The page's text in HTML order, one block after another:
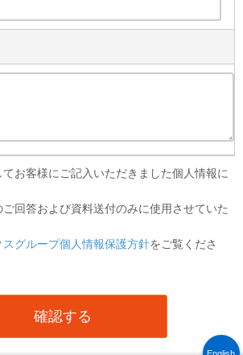
お客様にご記入いただきました個人情報に
回答および資料送付のみに使用させていた
スグループ個人情報保護方針をご覧くださ